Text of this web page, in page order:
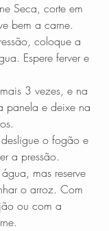
Seca, corte em
bem a carne.
coloque a
Espere ferver e
3 vezes, e na
panela e deixe na
o fogão e
a pressão.
mas reserve
o arroz. Com
ou com a